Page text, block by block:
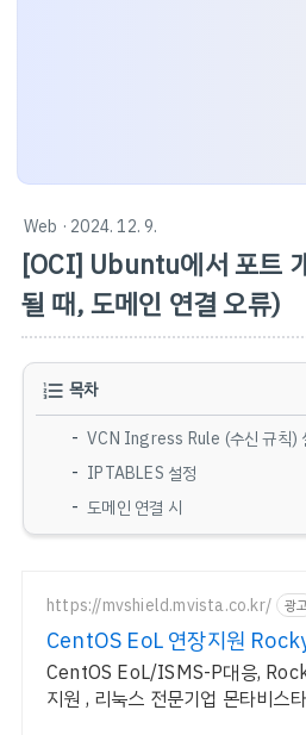
Web · 2024. 12. 9.
[OCI] Ubuntu에서 포트
될 때, 도메인 연결 오류)
목차
VCN Ingress Rule (수신 규칙)
IPTABLES 설정
도메인 연결 시
https://mvshield.mvista.co.kr/ 광고
CentOS EoL 연장지원
CentOS EoL/ISMS-P대응,
지원 , 리눅스 전문기업 몬타비스